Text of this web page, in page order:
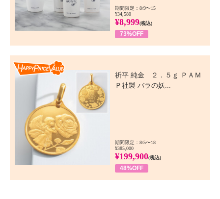
期間限定：8/9〜15
¥34,580
¥8,999(税込)
73%OFF
祈平 純金 ２．５ｇ ＰＡＭ
Ｐ社製 バラの妖...
期間限定：8/5〜18
¥385,000
¥199,900(税込)
48%OFF